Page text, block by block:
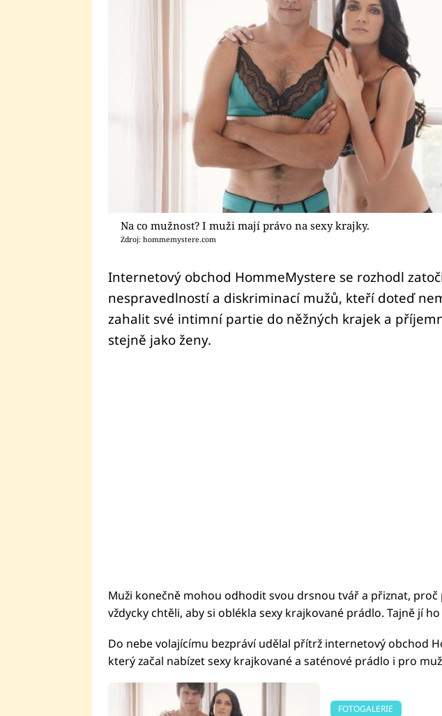
Na co mužnost? I muži mají právo na sexy krajky.
Zdroj: hommemystere.com
Internetový obchod HommeMystere se rozhodl
nespravedlností a diskriminací mužů, kteří doteď
zahalit své intimní partie do něžných krajek a
stejně jako ženy.
Muži konečně mohou odhodit svou drsnou tvář a přiznat,
vždycky chtěli, aby si oblékla sexy krajkované prádlo. Tajně jí
Do nebe volajícímu bezpráví udělal přítrž internetový obchod
který začal nabízet sexy krajkované a saténové prádlo i pro
FOTOGALERIE